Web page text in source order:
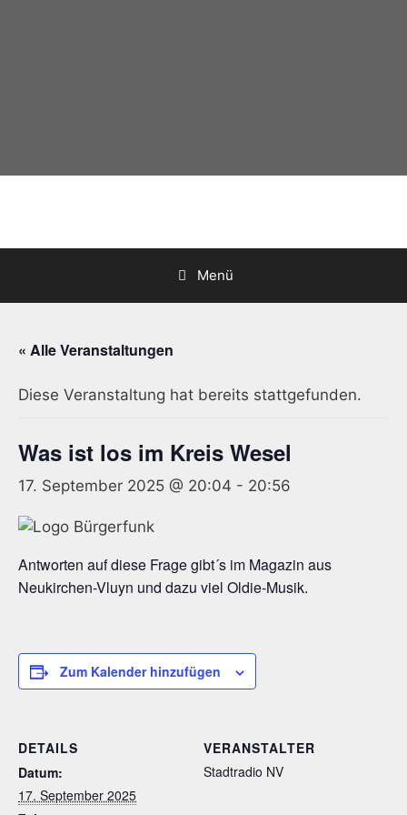
Menü
« Alle Veranstaltungen
Diese Veranstaltung hat bereits stattgefunden.
Was ist los im Kreis Wesel
17. September 2025 @ 20:04 - 20:56
Antworten auf diese Frage gibt´s im Magazin aus
Neukirchen-Vluyn und dazu viel Oldie-Musik.
Zum Kalender hinzufügen
DETAILS
Datum:
17. September 2025
VERANSTALTER
Stadtradio NV